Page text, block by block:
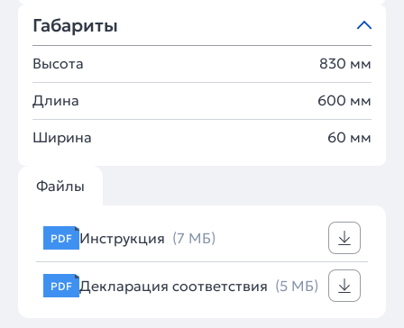
Габариты
Высота 830 мм
Длина 600 мм
Ширина 60 мм
Файлы
PDF Инструкция (7 МБ)
PDF Декларация соответствия (5 МБ)